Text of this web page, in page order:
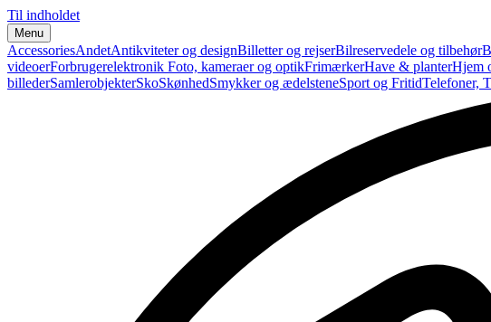
Til indholdet
Menu
AccessoriesAndetAntikviteter og designBilletter og rejserBilreservedele og tilbehør
videoerForbrugerelektronik Foto, kameraer og optikFrimærkerHave & planterHjem
billederSamlerobjekterSkoSkønhedSmykker og ædelsteneSport og FritidTelefoner,